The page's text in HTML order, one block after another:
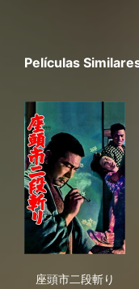
Películas
座頭市二段斬り